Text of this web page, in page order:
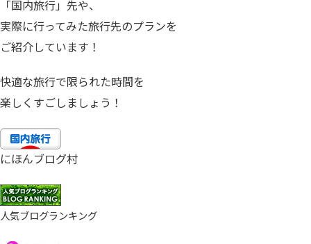
「国内旅行」先や、
実際に行ってみた旅行先のプランを
ご紹介しています！
快適な旅行で限られた時間を
楽しくすごしましょう！
にほんブログ村
人気ブログランキング